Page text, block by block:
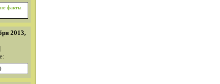
факты
2013,